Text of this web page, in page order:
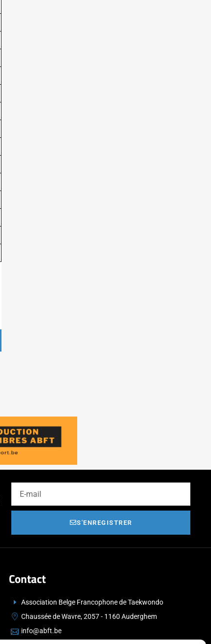
S'ENREGISTRER
Contact
Association Belge Francophone de Taekwondo
Chaussée de Wavre, 2057 - 1160 Auderghem
info@abft.be